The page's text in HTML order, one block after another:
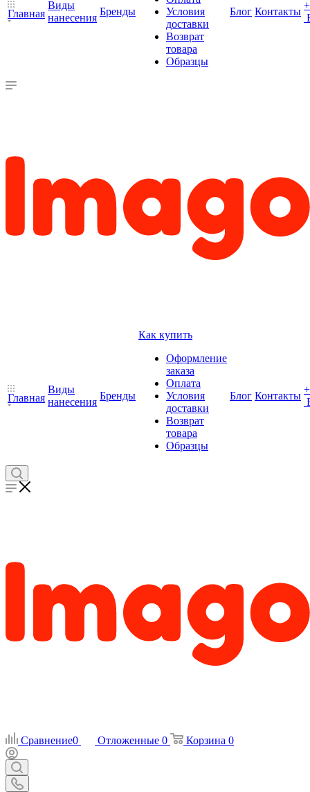
Главная
Виды
нанесения
Бренды
Условия
доставки
Возврат
товара
Образцы
Блог Контакты
+
Главная
Виды
нанесения
Бренды
Как купить
Оформление
заказа
Оплата
Условия
доставки
Возврат
товара
Образцы
Блог Контакты
+
Сравнение0 Отложенные 0 Корзина 0